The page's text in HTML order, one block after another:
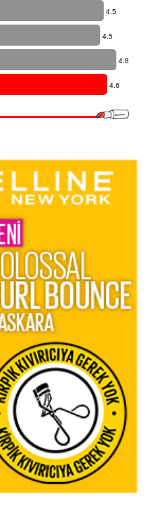
4.5
4.5
4.8
4.6